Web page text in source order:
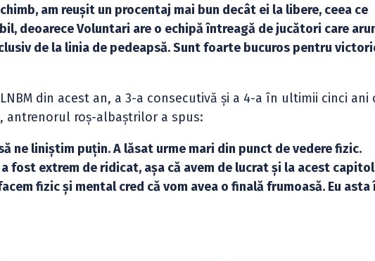
am reușit un procentaj mai bun decât ei la libere, ceea ce
deoarece Voluntari are o echipă întreagă de jucători care
de la linia de pedeapsă. Sunt foarte bucuros pentru
din acest an, a 3-a consecutivă și a 4-a în ultimii cinci ani
antrenorul roș-albaștrilor a spus:
ne liniștim puțin. A lăsat urme mari din punct de vedere fizic.
fost extrem de ridicat, așa că avem de lucrat și la acest
fizic și mental cred că vom avea o finală frumoasă. Eu asta